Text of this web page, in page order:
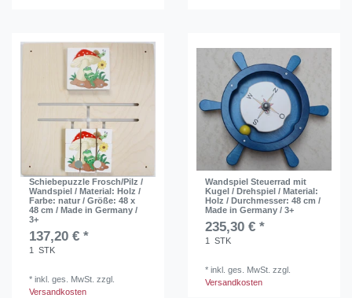
Schiebepuzzle Frosch/Pilz /
Wandspiel / Material: Holz /
Farbe: natur / Größe: 48 x
48 cm / Made in Germany /
3+
137,20 € *
1 STK
*inkl. ges. MwSt. zzgl.
Versandkosten
Wandspiel Steuerrad mit
Kugel / Drehspiel / Material:
Holz / Durchmesser: 48 cm /
Made in Germany / 3+
235,30 € *
1 STK
*inkl. ges. MwSt. zzgl.
Versandkosten